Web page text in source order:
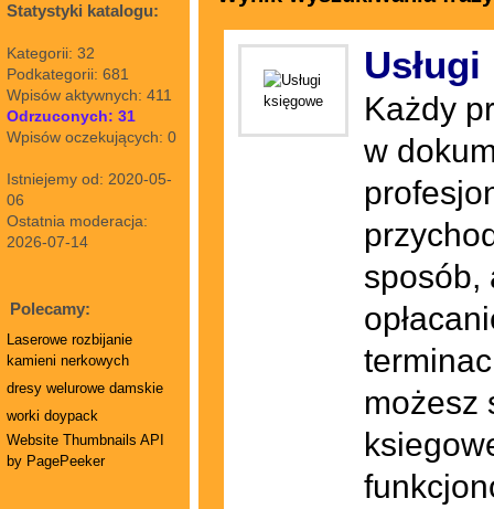
Statystyki katalogu:
Kategorii: 32
Podkategorii: 681
Wpisów aktywnych: 411
Odrzuconych: 31
Wpisów oczekujących: 0
Istniejemy od: 2020-05-
06
Ostatnia moderacja:
2026-07-14
Polecamy:
Laserowe rozbijanie
kamieni nerkowych
dresy welurowe damskie
worki doypack
Website Thumbnails API
by PagePeeker
Każdy
w
sposób,
możesz